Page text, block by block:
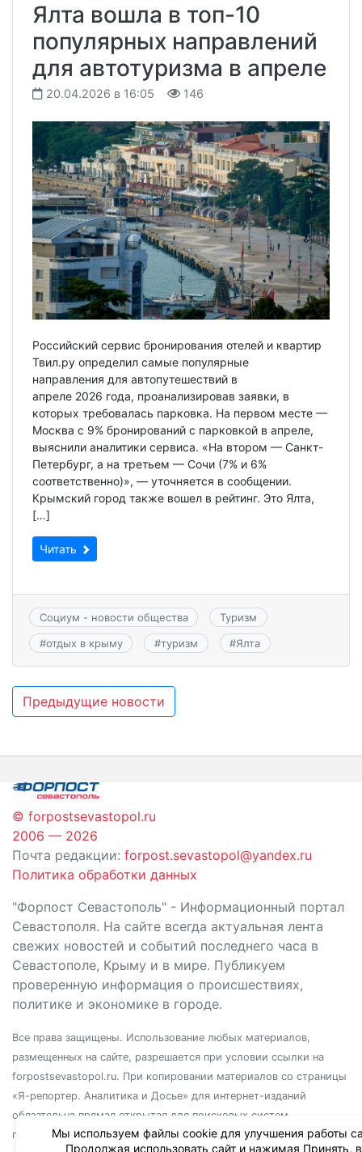
Ялта вошла в топ-10
популярных направлений
для автотуризма в апреле
20.04.2026 в 16:05 146
Российский сервис бронирования отелей и квартир
Твил.ру определил самые популярные
направления для автопутешествий в
апреле 2026 года, проанализировав заявки, в
которых требовалась парковка. На первом месте —
Москва с 9% бронирований с парковкой в апреле,
выяснили аналитики сервиса. «На втором — Санкт-
Петербург, а на третьем — Сочи (7% и 6%
соответственно)», — уточняется в сообщении.
Крымский город также вошел в рейтинг. Это Ялта,
[…]
Читать
Социум - новости общества Туризм
#отдых в крыму #туризм #Ялта
Навигация
записям
Предыдущие новости
© forpostsevastopol.ru
2006 — 2026
Почта редакции: forpost.sevastopol@yandex.ru
Политика обработки данных
"Форпост Севастополь" - Информационный портал
Севастополя. На сайте всегда актуальная лента
свежих новостей и событий последнего часа в
Севастополе, Крыму и в мире. Публикуем
проверенную информация о происшествиях,
политике и экономике в городе.
Все права защищены. Использование любых материалов,
размещенных на сайте, разрешается при условии ссылки на
forpostsevastopol.ru. При копировании материалов со страницы
«Я-репортер. Аналитика и Досье» для интернет-изданий
обязательна прямая открытая для поисковых систем
гиперссылка. Независимо от полного или частичного
Мы используем файлы cookie для улучшения работы
Продолжая использовать сайт и нажимая Принять,